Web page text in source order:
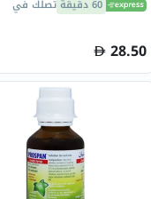
60 دقيقة تصلك في
28.50